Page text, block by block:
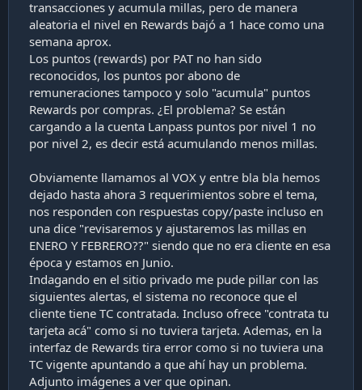
transacciones y acumula millas, pero de manera
aleatoria el nivel en Rewards bajó a 1 hace como una
semana aprox.
Los puntos (rewards) por PAT no han sido
reconocidos, los puntos por abono de
remuneraciones tampoco y solo "acumula" puntos
Rewards por compras. ¿El problema? Se están
cargando a la cuenta Lanpass puntos por nivel 1 no
por nivel 2, es decir está acumulando menos millas.
Obviamente llamamos al VOX y entre bla bla hemos
dejado hasta ahora 3 requerimientos sobre el tema,
nos responden con respuestas copy/paste incluso en
una dice "revisaremos y ajustaremos las millas en
ENERO Y FEBRERO??" siendo que no era cliente en esa
época y estamos en Junio.
Indagando en el sitio privado me pude pillar con las
siguientes alertas, el sistema no reconoce que el
cliente tiene TC contratada. Incluso ofrece "contrata tu
tarjeta acá" como si no tuviera tarjeta. Ademas, en la
interfaz de Rewards tira error como si no tuviera una
TC vigente apuntando a que ahí hay un problema.
Adjunto imágenes a ver que opinan.